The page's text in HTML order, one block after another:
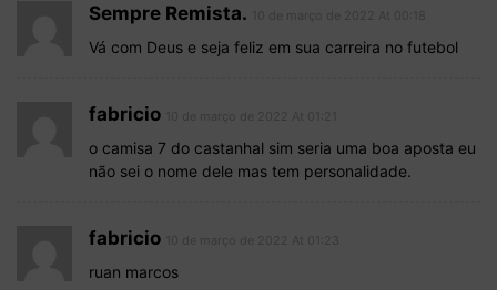
Sempre Remista.
Vá com Deus e seja feliz em sua carreira no futebol
fabricio
o camisa 7 do castanhal sim seria uma boa aposta eu
não sei o nome dele mas tem personalidade.
fabricio
ruan marcos